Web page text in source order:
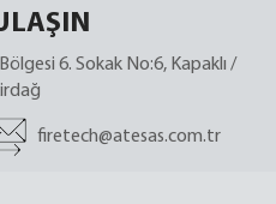
6. Sokak No:6, Kapaklı /
firetech@atesas.com.tr